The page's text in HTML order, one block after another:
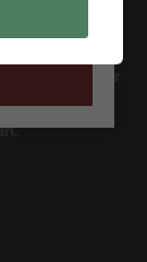
08-4465300